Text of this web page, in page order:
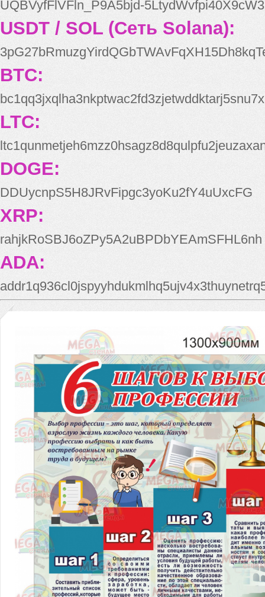
UQBVyfFlVFln_P9A5bjd-
USDT / SOL (Сеть Solana):
BTC:
bc1qq3jxqlha3nkptwac2fd3zjetwddktarj5snu7x
LTC:
DOGE:
DDUycnpS5H8JRvFipgc3yoKu2fY4uUxcFG
XRP:
rahjkRoSBJ6oZPy5A2uBPDbYEAmSFHL6nh
ADA: